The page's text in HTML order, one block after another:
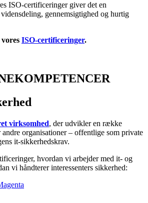
ISO-certificeringer giver det en
gennemsigtighed og hurtig
vores ISO-certificeringer.
virksomhed, der udvikler en række
organisationer – offentlige som private
it-sikkerhedskrav.
hvordan vi arbejder med it- og
vi håndterer interessenters sikkerhed: